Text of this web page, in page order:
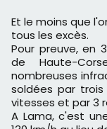
Et le moins que l'on puisse, c'est que certains sont dans
tous les excès.
Pour preuve, en
de Haute-
nombreuses
soldées par
vitesses et par 3
A Lama, c'est